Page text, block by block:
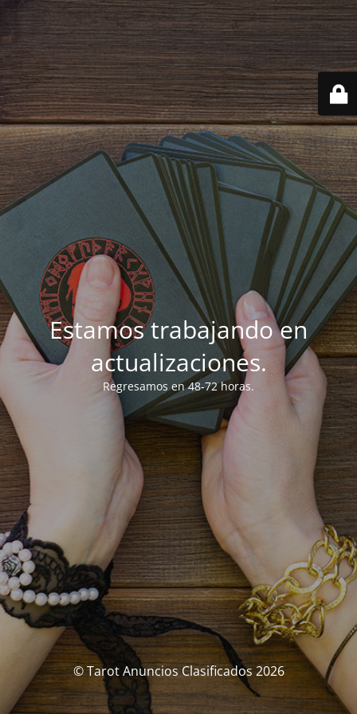
Estamos trabajando en
actualizaciones.
Regresamos en 48-72 horas.
© Tarot Anuncios Clasificados 2026